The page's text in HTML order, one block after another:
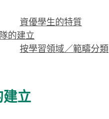
資優學生的特質
的建立
按學習領域／範疇分類
立